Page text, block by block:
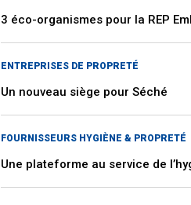
3 éco-organismes pour la REP
ENTREPRISES DE PROPRETÉ
Un nouveau siège pour Séché
FOURNISSEURS HYGIÈNE & PROPRETÉ
Une plateforme au service de